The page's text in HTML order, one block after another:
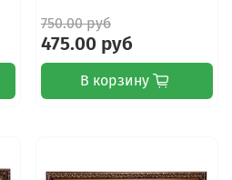
750.00 руб
475.00 руб
В корзину